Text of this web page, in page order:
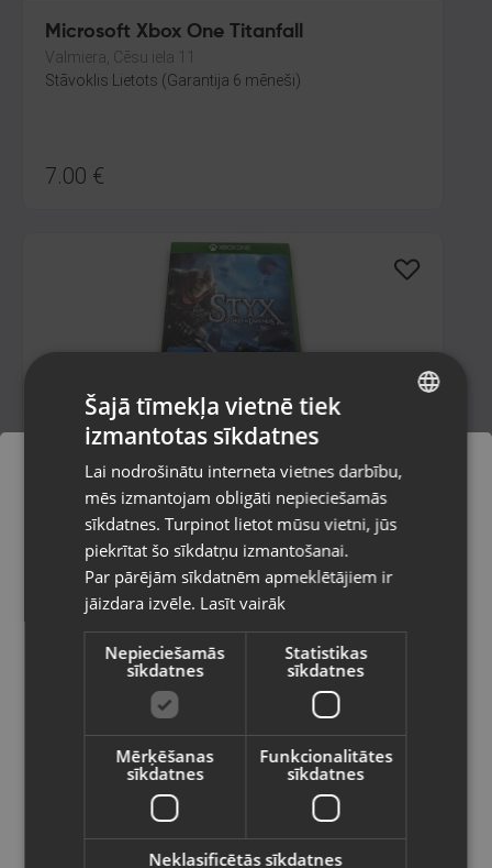
Microsoft Xbox One Titanfall
Valmiera, Cēsu iela 11
Stāvoklis Lietots (Garantija 6 mēneši)
7.00 €
Xbox One Styx
Rīga, Merķeļa iela 7
Stāvoklis Lietots (Garantija 6 mēneši)
12.00€
Microsoft Xbox One ACECOMBAT 7
Pasūtījumi tiks piegādāti uz
izvēlēto valsti
Vietnes saturs būs attēlots izvēlētajā
valodā
Valsts
Latviešu / Latvian
RUSSIAN
Šajā tīmekļa vietnē tiek
izmantotas sīkdatnes
Lai nodrošinātu interneta vietnes darbību,
mēs izmantojam obligāti nepieciešamās
sīkdatnes. Turpinot lietot mūsu vietni, jūs
piekrītat šo sīkdatņu izmantošanai.
Par pārējām sīkdatnēm apmeklētājiem ir
jāizdara izvēle. Lasīt vairāk
Nepieciešamās
sīkdatnes
Statistikas
sīkdatnes
Mērķēšanas
sīkdatnes
Funkcionalitātes
sīkdatnes
Neklasificētās sīkdatnes